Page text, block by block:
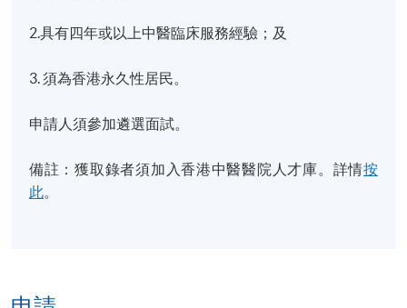
2.具有四年或以上中醫臨床服務經驗；及
3. 須為香港永久性居民。
申請人須參加遴選面試。
備註：獲取錄者須加入香港中醫醫院人才庫。詳情按
此。